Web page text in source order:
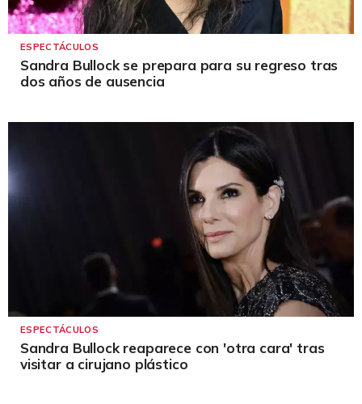
ESPECTÁCULOS
Sandra Bullock se prepara para su regreso tras
dos años de ausencia
ESPECTÁCULOS
Sandra Bullock reaparece con 'otra cara' tras
visitar a cirujano plástico